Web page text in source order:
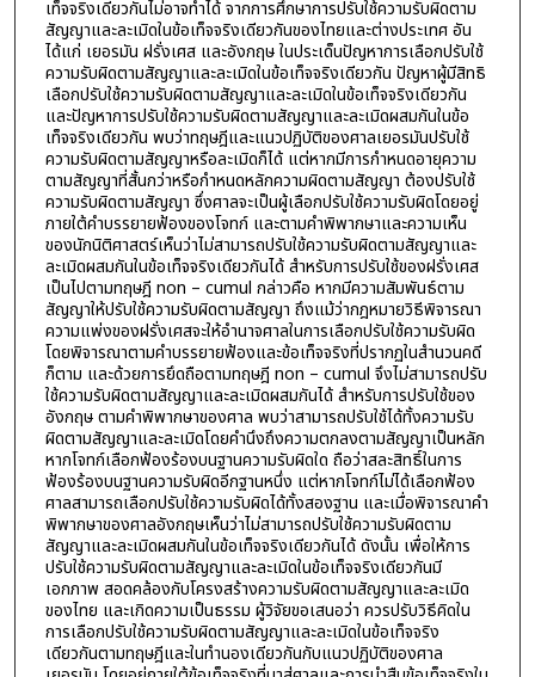
เท็จจริงเดียวกันไม่อาจทำได้ จากการศึกษาการปรับใช้ความรับผิดตาม
สัญญาและละเมิดในข้อเท็จจริงเดียวกันของไทยและต่างประเทศ อัน
ได้แก่ เยอรมัน ฝรั่งเศส และอังกฤษ ในประเด็นปัญหาการเลือกปรับใช้
ความรับผิดตามสัญญาและละเมิดในข้อเท็จจริงเดียวกัน ปัญหาผู้มีสิทธิ
เลือกปรับใช้ความรับผิดตามสัญญาและละเมิดในข้อเท็จจริงเดียวกัน
และปัญหาการปรับใช้ความรับผิดตามสัญญาและละเมิดผสมกันในข้อ
เท็จจริงเดียวกัน พบว่าทฤษฎีและแนวปฏิบัติของศาลเยอรมันปรับใช้
ความรับผิดตามสัญญาหรือละเมิดก็ได้ แต่หากมีการกำหนดอายุความ
ตามสัญญาที่สั้นกว่าหรือกำหนดหลักความผิดตามสัญญา ต้องปรับใช้
ความรับผิดตามสัญญา ซึ่งศาลจะเป็นผู้เลือกปรับใช้ความรับผิดโดยอยู่
ภายใต้คำบรรยายฟ้องของโจทก์ และตามคำพิพากษาและความเห็น
ของนักนิติศาสตร์เห็นว่าไม่สามารถปรับใช้ความรับผิดตามสัญญาและ
ละเมิดผสมกันในข้อเท็จจริงเดียวกันได้ สำหรับการปรับใช้ของฝรั่งเศส
เป็นไปตามทฤษฎี non – cumul กล่าวคือ หากมีความสัมพันธ์ตาม
สัญญาให้ปรับใช้ความรับผิดตามสัญญา ถึงแม้ว่ากฎหมายวิธีพิจารณา
ความแพ่งของฝรั่งเศสจะให้อำนาจศาลในการเลือกปรับใช้ความรับผิด
โดยพิจารณาตามคำบรรยายฟ้องและข้อเท็จจริงที่ปรากฏในสำนวนคดี
ก็ตาม และด้วยการยึดถือตามทฤษฎี non – cumul จึงไม่สามารถปรับ
ใช้ความรับผิดตามสัญญาและละเมิดผสมกันได้ สำหรับการปรับใช้ของ
อังกฤษ ตามคำพิพากษาของศาล พบว่าสามารถปรับใช้ได้ทั้งความรับ
ผิดตามสัญญาและละเมิดโดยคำนึงถึงความตกลงตามสัญญาเป็นหลัก
หากโจทก์เลือกฟ้องร้องบนฐานความรับผิดใด ถือว่าสละสิทธิ์ในการ
ฟ้องร้องบนฐานความรับผิดอีกฐานหนึ่ง แต่หากโจทก์ไม่ได้เลือกฟ้อง
ศาลสามารถเลือกปรับใช้ความรับผิดได้ทั้งสองฐาน และเมื่อพิจารณาคำ
พิพากษาของศาลอังกฤษเห็นว่าไม่สามารถปรับใช้ความรับผิดตาม
สัญญาและละเมิดผสมกันในข้อเท็จจริงเดียวกันได้ ดังนั้น เพื่อให้การ
ปรับใช้ความรับผิดตามสัญญาและละเมิดในข้อเท็จจริงเดียวกันมี
เอกภาพ สอดคล้องกับโครงสร้างความรับผิดตามสัญญาและละเมิด
ของไทย และเกิดความเป็นธรรม ผู้วิจัยขอเสนอว่า ควรปรับวิธีคิดใน
การเลือกปรับใช้ความรับผิดตามสัญญาและละเมิดในข้อเท็จจริง
เดียวกันตามทฤษฎีและในทำนองเดียวกันกับแนวปฏิบัติของศาล